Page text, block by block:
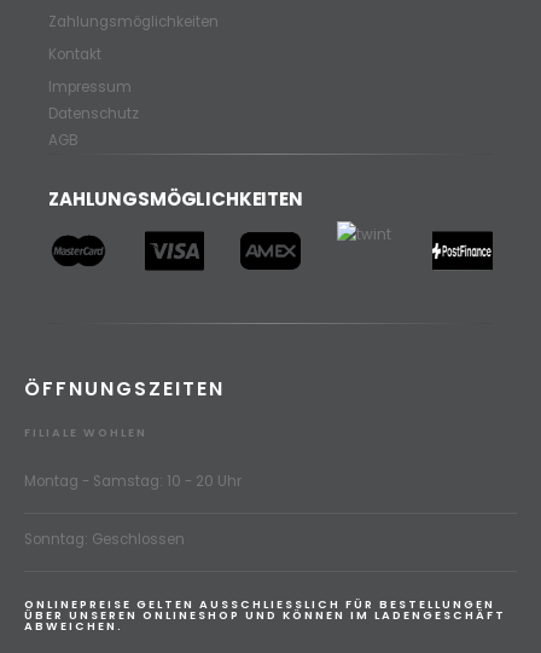
Zahlungsmöglichkeiten
Kontakt
Impressum
Datenschutz
AGB
ZAHLUNGSMÖGLICHKEITEN
ÖFFNUNGSZEITEN
FILIALE WOHLEN
Montag - Samstag: 10 - 20 Uhr
Sonntag: Geschlossen
ONLINEPREISE GELTEN AUSSCHLIESSLICH FÜR BESTELLUNGEN
ÜBER UNSEREN ONLINESHOP UND KÖNNEN IM LADENGESCHÄFT
ABWEICHEN.